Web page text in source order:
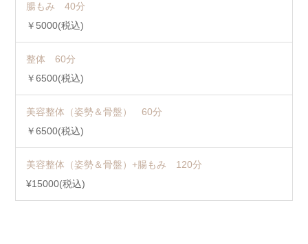
腸もみ 40分
￥5000(税込)
整体 60分
￥6500(税込)
美容整体（姿勢＆骨盤） 60分
￥6500(税込)
美容整体（姿勢＆骨盤）+腸もみ 120分
¥15000(税込)